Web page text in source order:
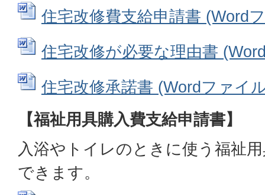
住宅改修費支給申請書 (Word
住宅改修が必要な理由書
住宅改修承諾書 (Wordファイ
【福祉用具購入費支給申請書】
入浴やトイレのときに使う福祉
できます。